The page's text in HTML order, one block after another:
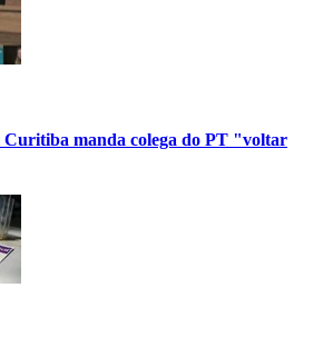
Curitiba manda colega do PT "voltar